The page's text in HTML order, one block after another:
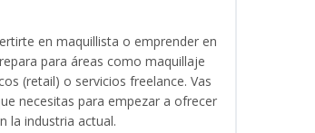
en maquillista o emprender en
para áreas como maquillaje
(retail) o servicios freelance. Vas
necesitas para empezar a ofrecer
la industria actual.